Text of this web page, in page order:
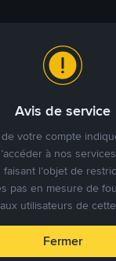
pour vous
étant libres
à partir des offres
pour fixer vos
de paiement
Avis de service
votre compte
à nos
l’objet de
pas en mesure de
utilisateurs de
Fermer